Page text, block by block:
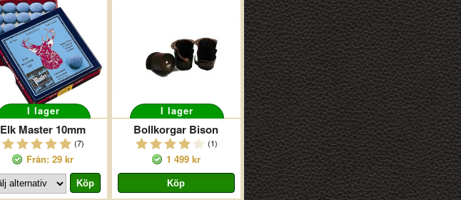
I lager
Elk Master 10mm
(7)
Från: 29 kr
I lager
Bollkorgar Bison
(1)
1 499 kr